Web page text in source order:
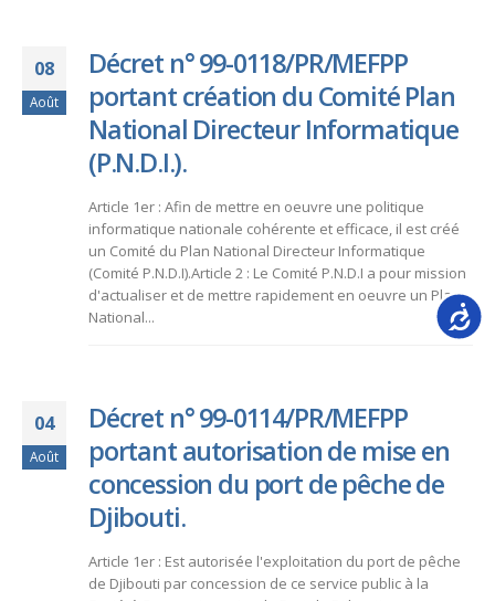
08
Août
Décret n° 99-0118/PR/MEFPP
portant création du Comité Plan
National Directeur Informatique
(P.N.D.I.).
Article 1er : Afin de mettre en oeuvre une politique
informatique nationale cohérente et efficace, il est créé
un Comité du Plan National Directeur Informatique
(Comité P.N.D.I).Article 2 : Le Comité P.N.D.I a pour mission
d'actualiser et de mettre rapidement en oeuvre un Plan
National...
04
Août
Décret n° 99-0114/PR/MEFPP
portant autorisation de mise en
concession du port de pêche de
Djibouti.
Article 1er : Est autorisée l'exploitation du port de pêche
de Djibouti par concession de ce service public à la